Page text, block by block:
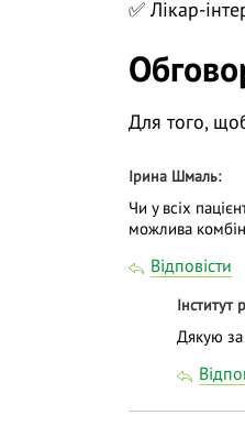
🟢 деякі
🟢
На
поговоримо
✅
хвороб;
✅
✅ реальні
❓
трансляції.
✅ Лікар-
Для того,
Ірина Шмаль
Чи у всіх
можлива
Відповісти
Інститут
Дякую за